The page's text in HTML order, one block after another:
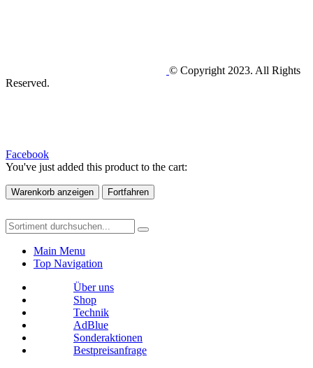
© Copyright 2023. All Rights
Reserved.
Facebook
You've just added this product to the cart:
Warenkorb anzeigen Fortfahren
Main Menu
Top Navigation
Über uns
Shop
Technik
AdBlue
Sonderaktionen
Bestpreisanfrage